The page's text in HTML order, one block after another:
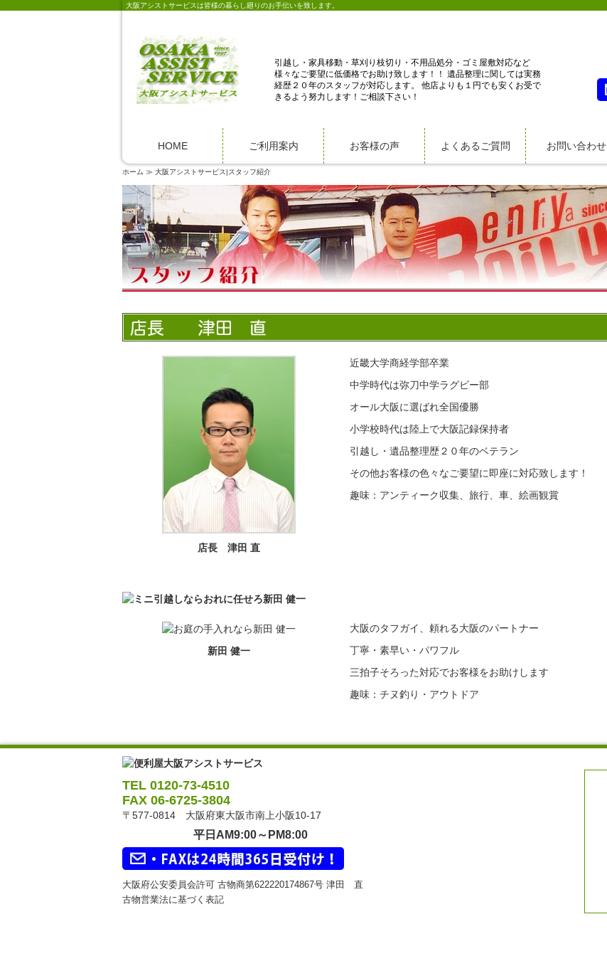
大阪アシストサービスは皆様の暮らし廻りのお手伝いを致します。
引越し・家具移動・草刈り枝切り・不用品処分・ゴミ屋敷対応など
様々なご要望に低価格でお助け致します！！ 遺品整理に関しては実務
経歴２０年のスタッフが対応します。 他店よりも１円でも安くお受で
きるよう努力します！ご相談下さい！
HOME ご利用案内 お客様の声 よくあるご質問 お問い合わせ
ホーム 大阪アシストサービス|スタッフ紹介
店長 津田 直
近畿大学商経学部卒業
中学時代は弥刀中学ラグビー部
オール大阪に選ばれ全国優勝
小学校時代は陸上で大阪記録保持者
引越し・遺品整理歴２０年のベテラン
その他お客様の色々なご要望に即座に対応致します！
趣味：アンティーク収集、旅行、車、絵画観賞
新田 健一
大阪のタフガイ、頼れる大阪のパートナー
丁寧・素早い・パワフル
三拍子そろった対応でお客様をお助けします
趣味：チヌ釣り・アウトドア
TEL 0120-73-4510
FAX 06-6725-3804
〒577-0814 大阪府東大阪市南上小阪10-17
平日AM9:00～PM8:00
大阪府公安委員会許可 古物商第622220174867号 津田 直
古物営業法に基づく表記